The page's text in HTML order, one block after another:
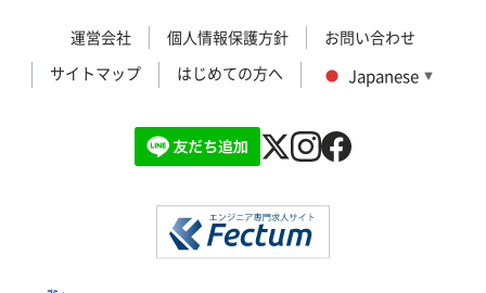
運営会社 個人情報保護方針
お問い合わせ
サイトマップ
はじめての方へ Japanese ▼